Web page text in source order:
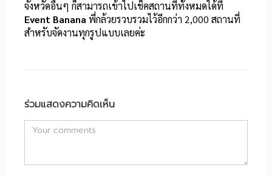
จังหวัดอื่นๆ ก็สามารถเข้าไปเช็คสถานที่ทั้งหมดได้ที่
Event Bananaพี่กล้วยรวบรวมไว้อีกกว่า 2,000 สถานที่
สำหรับจัดงานทุกรูปแบบเลยค่ะ
ร่วมแสดงความคิดเห็น